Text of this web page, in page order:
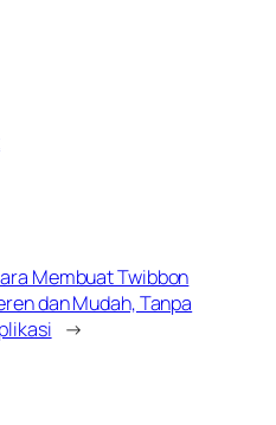
Membuat Twibbon
dan Mudah, Tanpa
→